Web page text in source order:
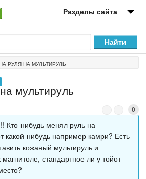
Разделы сайта
РУЛЯ НА МУЛЬТИРУЛЬ
мультируль
0
Кто-нибудь менял руль на
какой-нибудь например камри? Есть
кожаный мультируль и
магнитоле, стандартное ли у тойот